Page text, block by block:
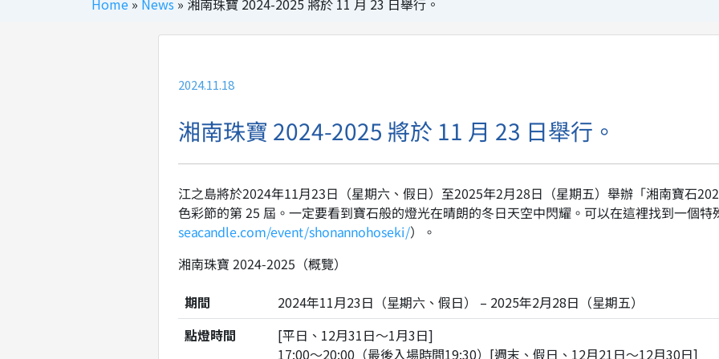
Home » News » 湘南珠寶 2024-2025 將於 11 月 23 日舉行。
2024.11.18
湘南珠寶 2024-2025 將於 11 月 23 日舉行。
江之島將於2024年11月23日（星期六、假日）至2025年2月28日（星期五）舉辦「湘南寶石
色彩節的第 25 屆。一定要看到寶石般的燈光在晴朗的冬日天空中閃耀。可以在這裡找到一個特
seacandle.com/event/shonannohoseki/）。
湘南珠寶 2024-2025（概覽）
期間
2024年11月23日（星期六、假日） – 2025年2月28日（星期五）
點燈時間
[平日、12月31日～1月3日]
17:00～20:00（最後入場時間19:30）[週末、假日、12月21日～12月30日]